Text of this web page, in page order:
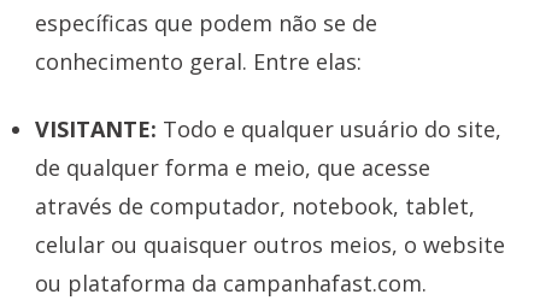
específicas que podem não se de
conhecimento geral. Entre elas:
VISITANTE: Todo e qualquer usuário do site,
de qualquer forma e meio, que acesse
através de computador, notebook, tablet,
celular ou quaisquer outros meios, o website
ou plataforma da campanhafast.com.